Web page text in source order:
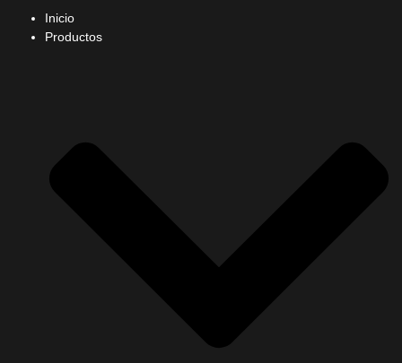
Inicio
Productos